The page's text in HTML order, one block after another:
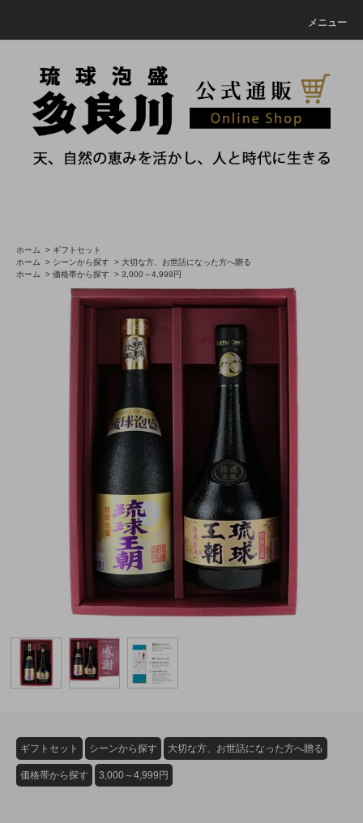
メニュー
ホーム > ギフトセット
ホーム
> シーンから探す > 大切な方、お世話になった方へ贈る
ホーム
> 価格帯から探す > 3,000～4,999円
ギフトセット シーンから探す 大切な方、お世話になった方へ贈る
価格帯から探す 3,000～4,999円